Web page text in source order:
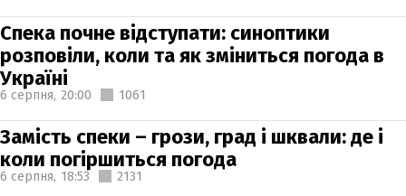
Спека почне відступати: синоптики
розповіли, коли та як зміниться погода в
Україні
6 серпня, 20:00 1061
Замість спеки – грози, град і шквали: де і
коли погіршиться погода
6 серпня, 18:53 2131